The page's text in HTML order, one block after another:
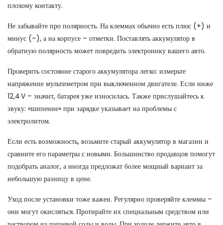
плохому контакту.
Не забывайте про полярность. На клеммах обычно есть плюс (+) и
минус (–), а на корпусе – отметки. Поставлять аккумулятор в
обратную полярность может повредить электронику вашего авто.
Проверить состояние старого аккумулятора легко: измерьте
напряжение мультиметром при выключенном двигателе. Если ниже
12,4 V – значит, батарея уже износилась. Также прислушайтесь к
звуку: «шипение» при зарядке указывает на проблемы с
электролитом.
Если есть возможность, возьмите старый аккумулятор в магазин и
сравните его параметры с новыми. Большинство продавцов помогут
подобрать аналог, а иногда предложат более мощный вариант за
небольшую разницу в цене.
Уход после установки тоже важен. Регулярно проверяйте клеммы –
они могут окисляться. Протирайте их специальным средством или